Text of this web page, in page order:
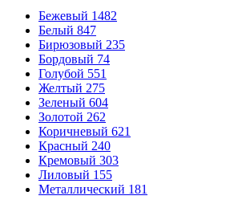
Бежевый 1482
Белый 847
Бирюзовый 235
Бордовый 74
Голубой 551
Желтый 275
Зеленый 604
Золотой 262
Коричневый 621
Красный 240
Кремовый 303
Лиловый 155
Металлический 181